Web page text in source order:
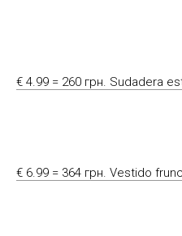
€ 4.99 = 260 грн. Sudadera
€ 6.99 = 364 грн. Vestido